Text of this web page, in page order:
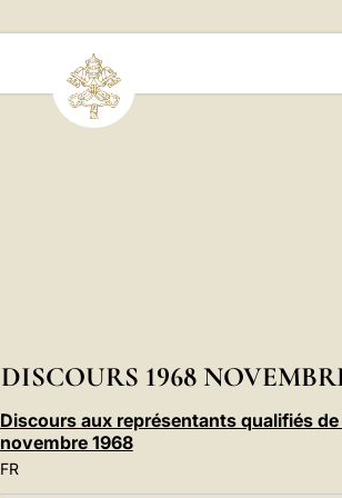
DISCOURS 1968
Discours aux représentants qualifiés
novembre 1968
FR